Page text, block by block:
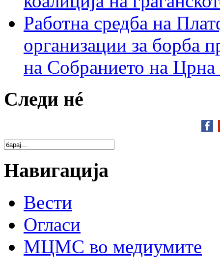
Работна средба на
организации за борба
на Собранието на Црна
Следи нé
Навигација
Вести
Огласи
МЦМС во медиумите